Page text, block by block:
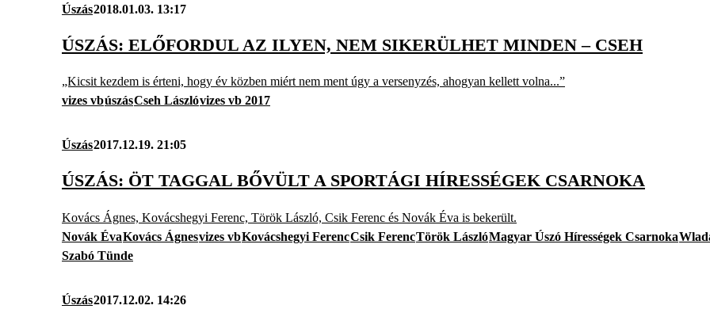
Úszás2018.01.03. 13:17
ÚSZÁS: ELŐFORDUL AZ ILYEN, NEM SIKERÜLHET MINDEN – CSEH
„Kicsit kezdem is érteni, hogy év közben miért nem ment úgy a versenyzés, ahogyan kellett volna...”
vizes vbúszásCseh Lászlóvizes vb 2017
Úszás2017.12.19. 21:05
ÚSZÁS: ÖT TAGGAL BŐVÜLT A SPORTÁGI HÍRESSÉGEK CSARNOKA
Kovács Ágnes, Kovácshegyi Ferenc, Török László, Csik Ferenc és Novák Éva is bekerült.
Novák ÉvaKovács Ágnesvizes vbKovácshegyi FerencCsik FerencTörök LászlóMagyar Úszó Hírességek Csarnoka
Szabó Tünde
Úszás2017.12.02. 14:26